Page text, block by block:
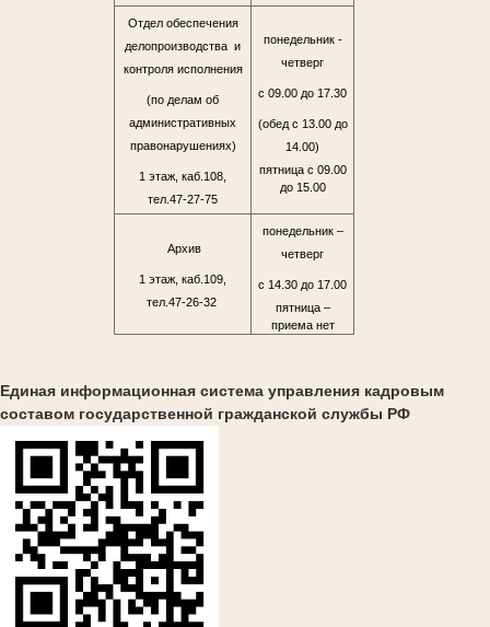
Отдел обеспечения
делопроизводства и
контроля исполнения
(по делам об
административных
правонарушениях)
1 этаж, каб.108,
тел.47-27-75
понедельник -
четверг
с 09.00 до 17.30
(обед с 13.00 до
14.00)
пятница с 09.00
до 15.00
Архив
1 этаж, каб.109,
тел.47-26-32
понедельник –
четверг
с 14.30 до 17.00
пятница –
приема нет
Единая информационная система управления кадровым
составом государственной гражданской службы РФ